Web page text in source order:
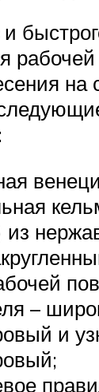
на
из
–
и